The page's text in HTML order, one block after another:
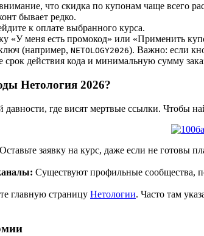
что скидка по купонам чаще всего
бывает редко.
к оплате выбранного курса.
«У меня есть промокод» или «Применить
(например, NETOLOGY2026). Важно: если
срок действия кода и минимальную сумму
Нетология 2026?
давности, где висят мертвые ссылки. Чтобы
Оставьте заявку на курс, даже если не готовы
Существуют профильные сообщества,
главную страницу Нетологии. Часто там